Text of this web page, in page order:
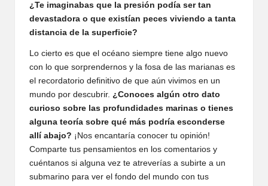
¿Te imaginabas que la presión podía ser tan
devastadora o que existían peces viviendo a tanta
distancia de la superficie?
Lo cierto es que el océano siempre tiene algo nuevo
con lo que sorprendernos y la fosa de las marianas es
el recordatorio definitivo de que aún vivimos en un
mundo por descubrir. ¿Conoces algún otro dato
curioso sobre las profundidades marinas o tienes
alguna teoría sobre qué más podría esconderse
allí abajo? ¡Nos encantaría conocer tu opinión!
Comparte tus pensamientos en los comentarios y
cuéntanos si alguna vez te atreverías a subirte a un
submarino para ver el fondo del mundo con tus